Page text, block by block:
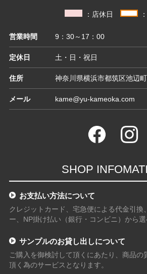
：店休日
営業時間 9：30～17：00
定休日 土・日・祝日
住所 神奈川県横浜市都筑区池辺
メール kame@yu-kameoka.com
SHOP
お支払い方法について
クレジットカード、宅急便による代金引換
ー、NP掛け払い（銀行・コンビニ）から選
サンプルのお貸し出しについて
ご購入を御検討して頂くにあたり、商品の
頂く為のサービスとなります。